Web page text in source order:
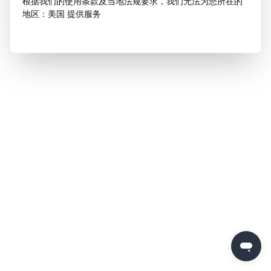
地区：美国 提供服务